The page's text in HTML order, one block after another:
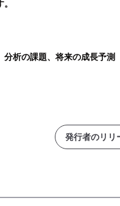
析の課題、将来の成長予測
発行者のリリ